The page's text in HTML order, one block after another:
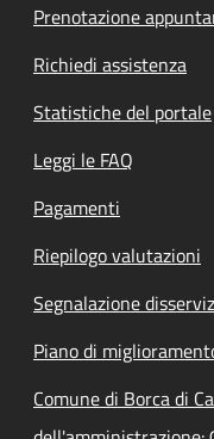
Prenotazione
Richiedi assistenza
Statistiche del portale
Leggi le FAQ
Pagamenti
Riepilogo valutazioni
Segnalazione
Piano di
Comune di Borca di